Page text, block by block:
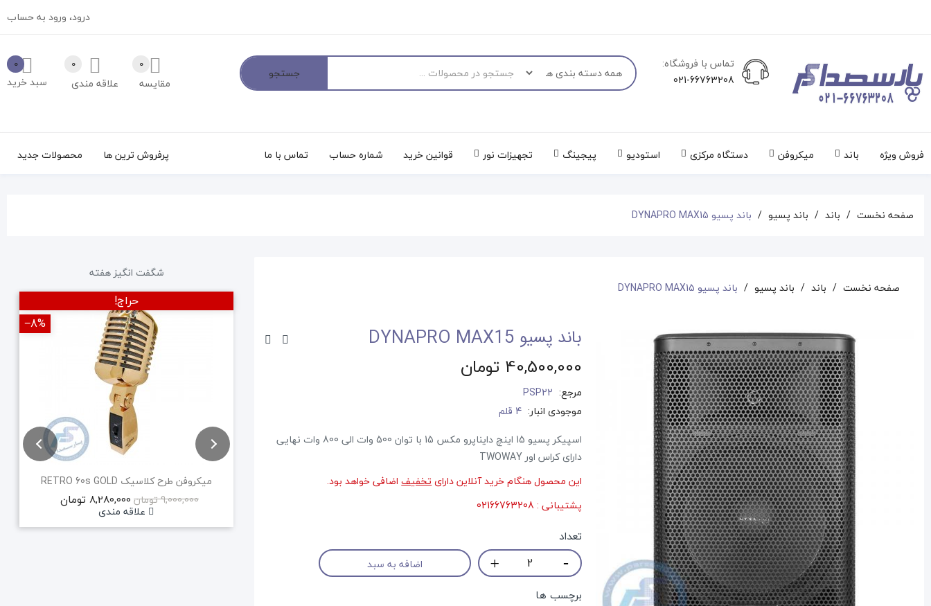
درود، ورود به حساب
تماس با فروشگاه:
021-66763208
جستجو
0
سبد خرید علاقه مندی
0
مقایسه
0
فروش ویژه باند میکروفن دستگاه مرکزی استودیو پیجینگ تجهیزات نور قوانین خرید شماره حساب تماس با ما محصولات جدید پرفروش ترین ها
صفحه نخست باند باند پسیو باند پسیو DYNAPRO MAX15
صفحه نخست باند باند پسیو باند پسیو DYNAPRO MAX15
باند پسیو DYNAPRO MAX15
40,500,000 تومان
مرجع: PSP22
موجودی انبار: 4 قلم
اسپیکر پسیو 15 اینچ دایناپرو مکس 15 با توان 500 وات الی 800 وات نهایی
دارای کراس اور TWOWAY
این محصول هنگام خرید آنلاین دارایتخفیفاضافی خواهد بود.
پشتیبانی : 02166763208
تعداد
اضافه به سبد
برچسب ها
شگفت انگیز هفته
پکیج اسپیکر پرتابل EDISON Es6000
2 نظر
میکروفن طرح کلاسیک RETRO 60s GOLD
9,000,000 تومان
8,280,000 تومان
علاقه مندی
حراج!
‎−8%